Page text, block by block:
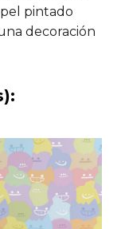
pintado
decoración